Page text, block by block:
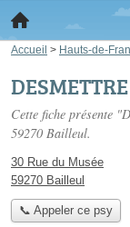
Accueil > Hauts-de-
Cette fiche présente
59270 Bailleul.
30 Rue du Musée
59270 Bailleul
📞 Appeler ce psy